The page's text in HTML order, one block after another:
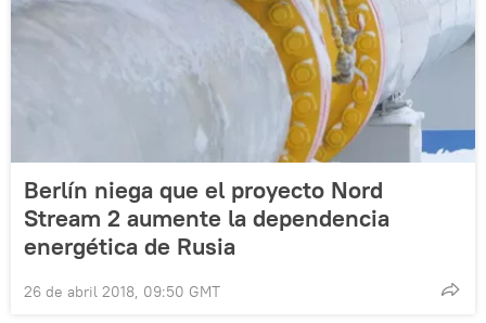
Berlín niega que el proyecto Nord
Stream 2 aumente la dependencia
energética de Rusia
26 de abril 2018, 09:50 GMT